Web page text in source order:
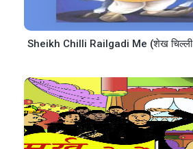
Sheikh Chilli Railgadi Me (शेख चिल्ली